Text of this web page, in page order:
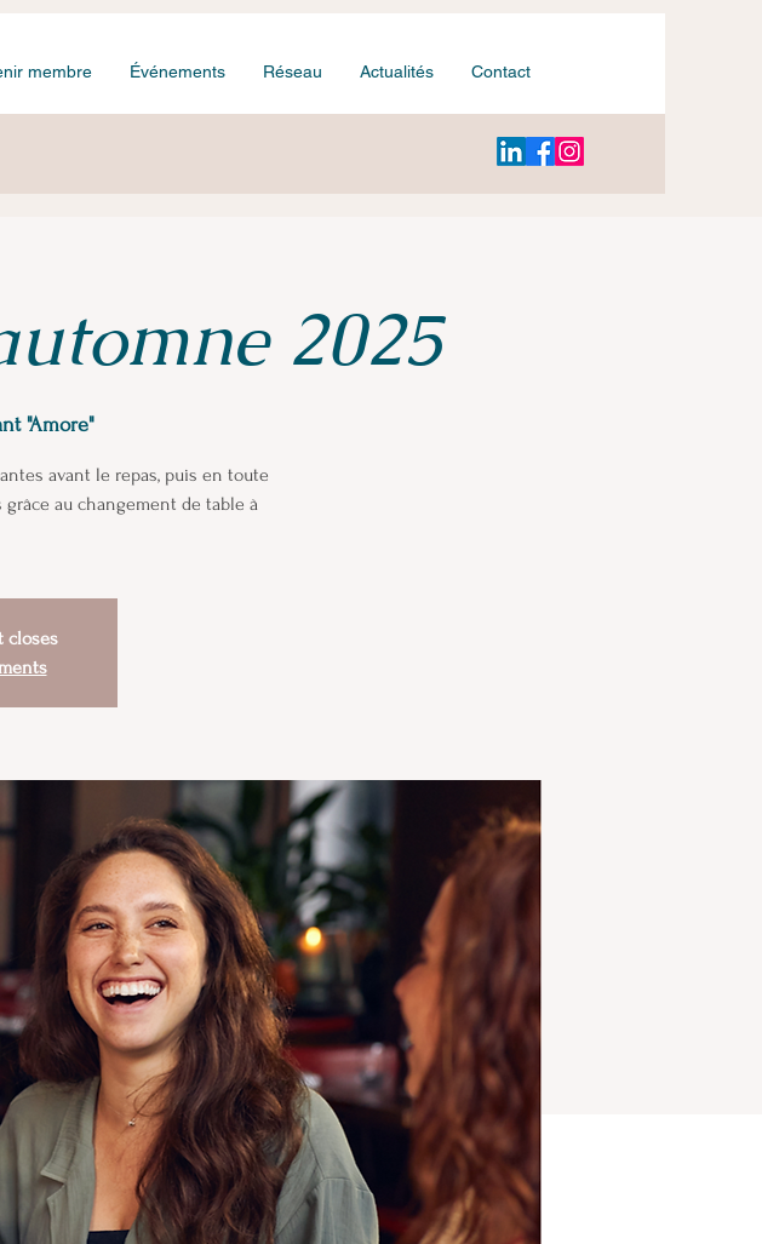
membre Événements Réseau Actualités Contact
2025
"Amore"
avant le repas, puis en toute
au changement de table à
closes